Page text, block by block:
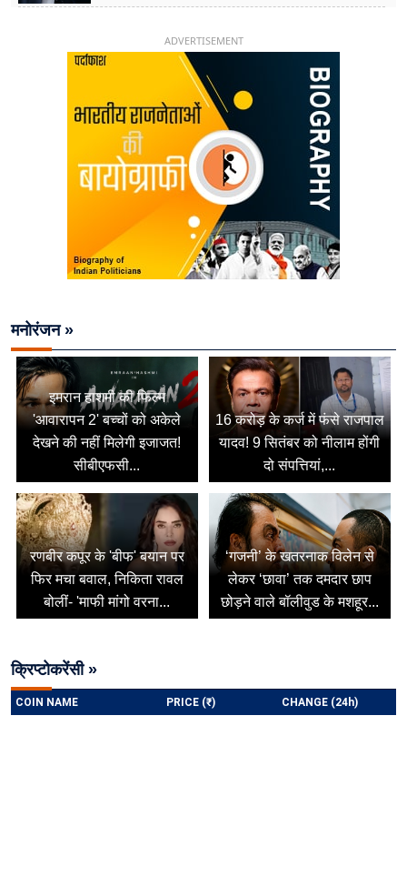
ADVERTISEMENT
मनोरंजन »
इमरान हाशमी की फिल्म
'आवारापन 2' बच्चों को अकेले
देखने की नहीं मिलेगी इजाजत!
सीबीएफसी...
16 करोड़ के कर्ज में फंसे राजपाल
यादव! 9 सितंबर को नीलाम होंगी
दो संपत्तियां,...
रणबीर कपूर के 'बीफ' बयान पर
फिर मचा बवाल, निकिता रावल
बोलीं- 'माफी मांगो वरना...
‘गजनी’ के खतरनाक विलेन से
लेकर ‘छावा’ तक दमदार छाप
छोड़ने वाले बॉलीवुड के मशहूर...
क्रिप्टोकरेंसी »